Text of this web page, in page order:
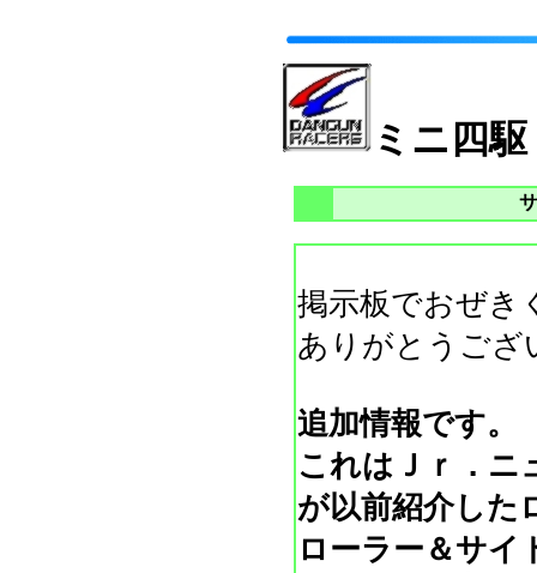
ミニ四
掲示板でおぜき
ありがとうござ
追加情報です。
これはＪｒ．ニ
が以前紹介した
ローラー＆サイ